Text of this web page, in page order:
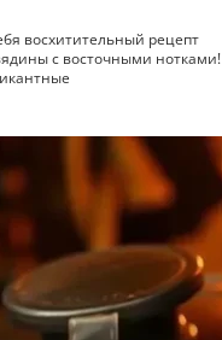
восхитительный рецепт
с восточными нотками!